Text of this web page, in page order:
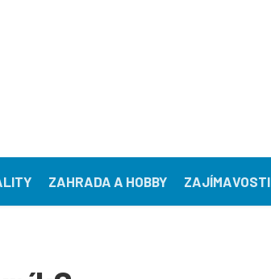
ZAHRADA A HOBBY ZAJÍMAVOSTI